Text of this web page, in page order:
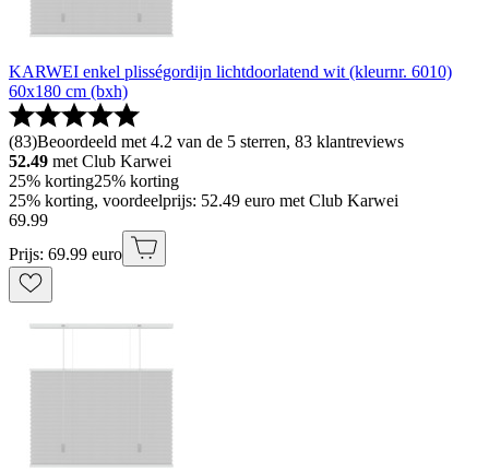
KARWEI enkel plisségordijn lichtdoorlatend wit (kleurnr. 6010)
60x180 cm (bxh)
(83)Beoordeeld met 4.2 van de 5 sterren, 83 klantreviews
52.49 met Club Karwei
25% korting25% korting
25% korting, voordeelprijs: 52.49 euro met Club Karwei
69.99
Prijs: 69.99 euro